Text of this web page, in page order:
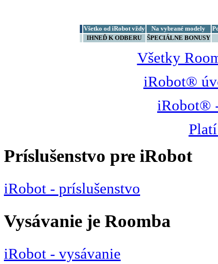
Všetko od iRobot vždy Na vybrané modely
IHNEĎ K ODBERU
ŠPECIÁLNE BONUSY
Všetky
iRobot®
iRobot®
Príslušenstvo pre iRobot
iRobot - príslušenstvo
Vysávanie je Roomba
iRobot - vysávanie